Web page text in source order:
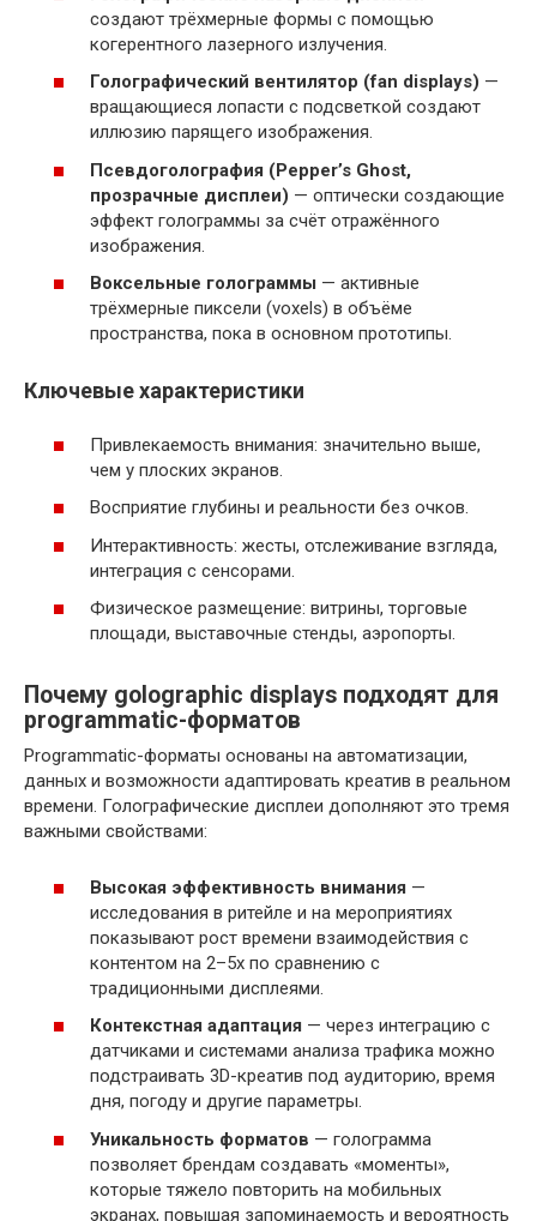
создают трёхмерные формы с помощью
когерентного лазерного излучения.
Голографический вентилятор (fan displays) —
вращающиеся лопасти с подсветкой создают
иллюзию парящего изображения.
Псевдоголография (Pepper’s Ghost,
прозрачные дисплеи) — оптически создающие
эффект голограммы за счёт отражённого
изображения.
Воксельные голограммы — активные
трёхмерные пиксели (voxels) в объёме
пространства, пока в основном прототипы.
Ключевые характеристики
Привлекаемость внимания: значительно выше,
чем у плоских экранов.
Восприятие глубины и реальности без очков.
Интерактивность: жесты, отслеживание взгляда,
интеграция с сенсорами.
Физическое размещение: витрины, торговые
площади, выставочные стенды, аэропорты.
Почему golographic displays подходят для
programmatic-форматов
Programmatic-форматы основаны на автоматизации,
данных и возможности адаптировать креатив в реальном
времени. Голографические дисплеи дополняют это тремя
важными свойствами:
Высокая эффективность внимания —
исследования в ритейле и на мероприятиях
показывают рост времени взаимодействия с
контентом на 2–5x по сравнению с
традиционными дисплеями.
Контекстная адаптация — через интеграцию с
датчиками и системами анализа трафика можно
подстраивать 3D-креатив под аудиторию, время
дня, погоду и другие параметры.
Уникальность форматов — голограмма
позволяет брендам создавать «моменты»,
которые тяжело повторить на мобильных
экранах, повышая запоминаемость и вероятность